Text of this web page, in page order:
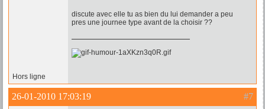
discute avec elle tu as bien du lui demander a peu
pres une journee type avant de la choisir ??
Hors ligne
#7
26-01-2010 17:03:19